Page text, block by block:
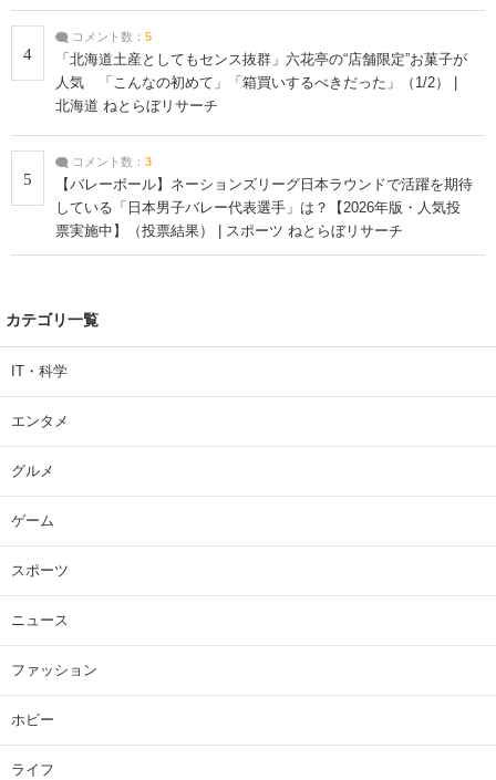
4
コメント数： 5
「北海道土産としてもセンス抜群」六花亭の“店舗限定”お菓子が
人気 「こんなの初めて」「箱買いするべきだった」（1/2） |
北海道 ねとらぼリサーチ
5
コメント数： 3
【バレーボール】ネーションズリーグ日本ラウンドで活躍を期待
している「日本男子バレー代表選手」は？【2026年版・人気投
票実施中】（投票結果） | スポーツ ねとらぼリサーチ
カテゴリ一覧
IT・科学
エンタメ
グルメ
ゲーム
スポーツ
ニュース
ファッション
ホビー
ライフ